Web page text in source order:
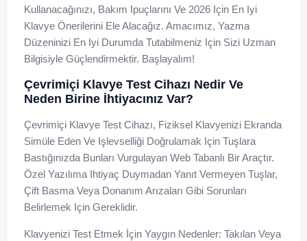
Kullanacağınızı, Bakım Ipuçlarını Ve 2026 Için En Iyi
Klavye Önerilerini Ele Alacağız. Amacımız, Yazma
Düzeninizi En Iyi Durumda Tutabilmeniz Için Sizi Uzman
Bilgisiyle Güçlendirmektir. Başlayalım!
Çevrimiçi Klavye Test Cihazı Nedir Ve
Neden Birine İhtiyacınız Var?
Çevrimiçi Klavye Test Cihazı, Fiziksel Klavyenizi Ekranda
Simüle Eden Ve Işlevselliği Doğrulamak Için Tuşlara
Bastığınızda Bunları Vurgulayan Web Tabanlı Bir Araçtır.
Özel Yazılıma Ihtiyaç Duymadan Yanıt Vermeyen Tuşlar,
Çift Basma Veya Donanım Arızaları Gibi Sorunları
Belirlemek Için Gereklidir.
Klavyenizi Test Etmek İçin Yaygın Nedenler: Takılan Veya